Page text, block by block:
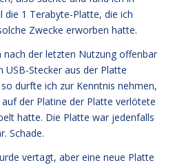
die 1 Terabyte-Platte, die ich
Zwecke erworben hatte.
nach der letzten Nutzung offenbar
USB-Stecker aus der Platte
durfte ich zur Kenntnis nehmen,
der Platine der Platte verlötete
hatte. Die Platte war jedenfalls
Schade.
vertagt, aber eine neue Platte